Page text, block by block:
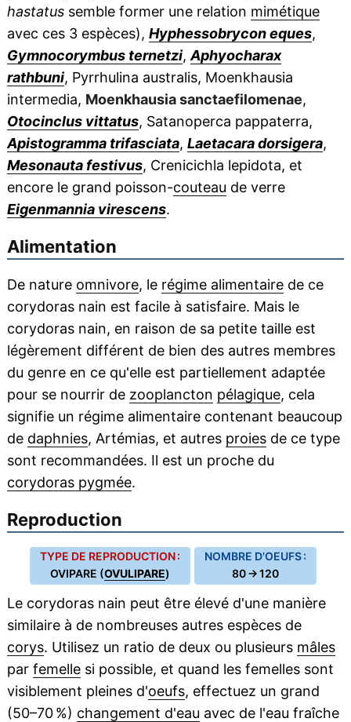
hastatussemble former une relation mimétique
avec ces 3 espèces), Hyphessobrycon eques,
Gymnocorymbus ternetzi, Aphyocharax
rathbuni, Pyrrhulina australis, Moenkhausia
intermedia, Moenkhausia sanctaefilomenae,
Otocinclus vittatus, Satanoperca pappaterra,
Apistogramma trifasciata, Laetacara dorsigera,
Mesonauta festivus, Crenicichla lepidota, et
encore le grand poisson-couteau de verre
Eigenmannia virescens.
Alimentation
De nature omnivore, le régime alimentairede ce
corydoras nain est facile à satisfaire. Mais le
corydoras nain, en raison de sa petite taille est
légèrement différent de bien des autres membres
du genre en ce qu'elle est partiellement adaptée
pour se nourrir de zooplancton pélagique, cela
signifie un régime alimentaire contenant beaucoup
de daphnies, Artémias, et autres proiesde ce type
sont recommandées. Il est un proche du
corydoras pygmée.
Reproduction
TYPE DE REPRODUCTION :
OVIPARE (OVULIPARE)
NOMBRE D'OEUFS :
80 → 120
Le corydoras nain peut être élevé d'une manière
similaire à de nombreuses autres espèces de
corys. Utilisez un ratio de deux ou plusieurs mâles
par femellesi possible, et quand les femelles sont
visiblement pleines d'oeufs, effectuez un grand
(50–70 %) changement d'eau avec de l'eau fraîche